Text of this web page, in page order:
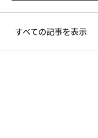
すべての記事を表示